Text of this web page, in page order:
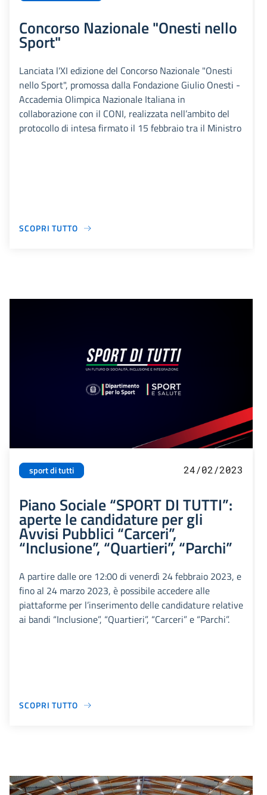
Concorso Nazionale "Onesti nello
Sport"
Lanciata l'XI edizione del Concorso Nazionale "Onesti
nello Sport", promossa dalla Fondazione Giulio Onesti -
Accademia Olimpica Nazionale Italiana in
collaborazione con il CONI, realizzata nell’ambito del
protocollo di intesa firmato il 15 febbraio tra il Ministro
SCOPRI TUTTO
sport di tutti 24/02/2023
Piano Sociale “SPORT DI TUTTI”:
aperte le candidature per gli
Avvisi Pubblici “Carceri”,
“Inclusione”, “Quartieri”, “Parchi”
A partire dalle ore 12:00 di venerdì 24 febbraio 2023, e
fino al 24 marzo 2023, è possibile accedere alle
piattaforme per l’inserimento delle candidature relative
ai bandi “Inclusione”, “Quartieri”, “Carceri” e “Parchi”.
SCOPRI TUTTO